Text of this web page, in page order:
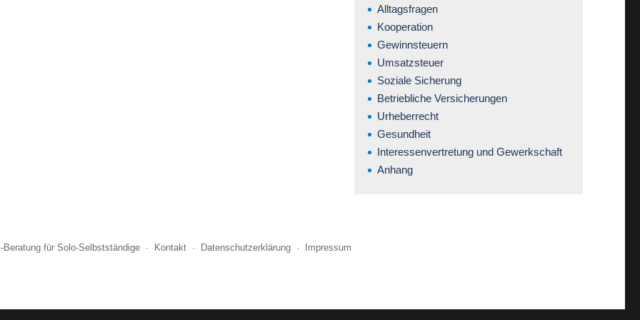
Alltagsfragen
Kooperation
Gewinnsteuern
Umsatzsteuer
Soziale Sicherung
Betriebliche Versicherungen
Urheberrecht
Gesundheit
Interessenvertretung und Gewerkschaft
Anhang
Beratung für Solo-Selbstständige · Kontakt · Datenschutzerklärung · Impressum